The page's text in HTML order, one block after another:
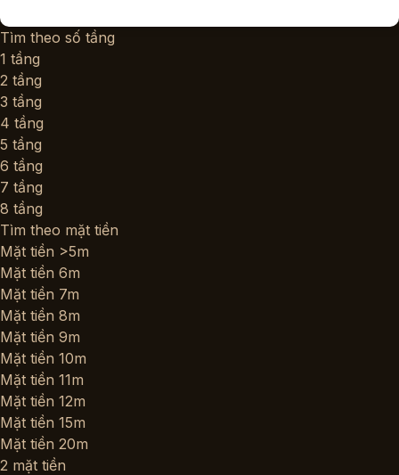
Tìm theo số tầng
1 tầng
2 tầng
3 tầng
4 tầng
5 tầng
6 tầng
7 tầng
8 tầng
Tìm theo mặt tiền
Mặt tiền >5m
Mặt tiền 6m
Mặt tiền 7m
Mặt tiền 8m
Mặt tiền 9m
Mặt tiền 10m
Mặt tiền 11m
Mặt tiền 12m
Mặt tiền 15m
Mặt tiền 20m
2 mặt tiền